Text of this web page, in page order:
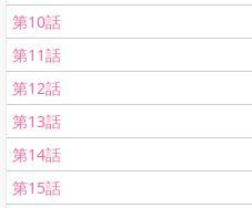
第10話
第11話
第12話
第13話
第14話
第15話